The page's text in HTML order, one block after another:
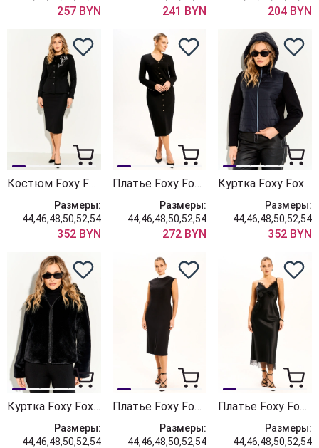
257 BYN 241 BYN 204 BYN
Костюм Foxy Fox 1866
Размеры:
44,46,48,50,52,54
352 BYN
Платье Foxy Fox 1840
Размеры:
44,46,48,50,52,54
272 BYN
Куртка Foxy Fox 1739 черный
Размеры:
44,46,48,50,52,54
352 BYN
Куртка Foxy Fox 1863 черный
Размеры:
44,46,48,50,52,54
Платье Foxy Fox 1836
Размеры:
44,46,48,50,52,54
Платье Foxy Fox 1839 черный
Размеры:
44,46,48,50,52,54